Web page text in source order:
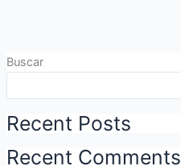
Buscar
Recent Posts
Recent Comments